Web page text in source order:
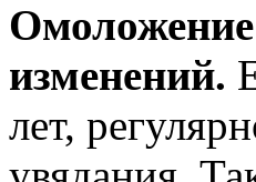
изменений.
лет,